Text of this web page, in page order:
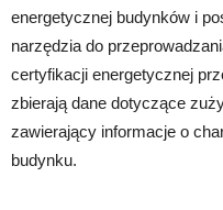
energetycznej budynków i
narzędzia do
certyfikacji energetycznej
zbierają dane dotyczące
zawierający informacje o
budynku.